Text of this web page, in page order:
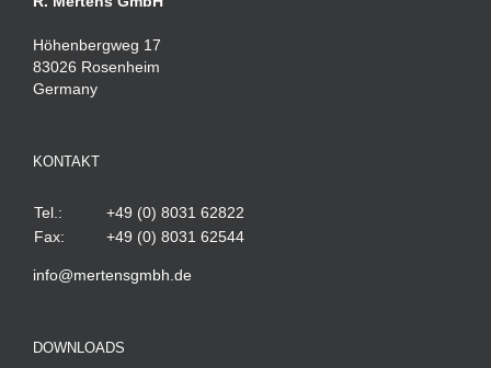
Höhenbergweg 17
83026 Rosenheim
Germany
KONTAKT
Tel.:
+49 (0) 8031 62822
Fax:
+49 (0) 8031 62544
info@mertensgmbh.de
DOWNLOADS